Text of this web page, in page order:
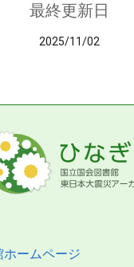
最終更新日
2025/11/02
ームページ